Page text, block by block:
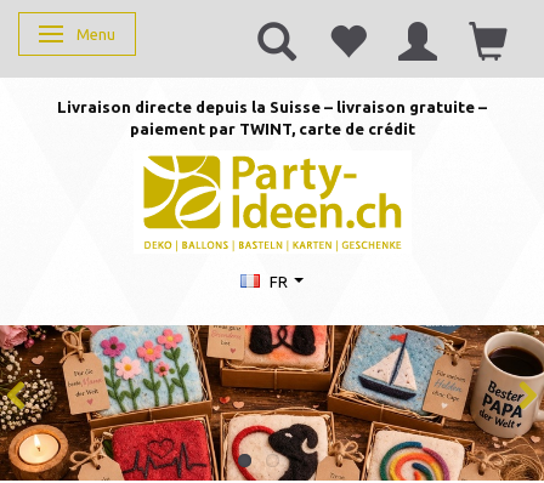
Basculer la navigation
Menu
Livraison directe depuis la Suisse – livraison gratuite –
paiement par TWINT, carte de crédit
FR